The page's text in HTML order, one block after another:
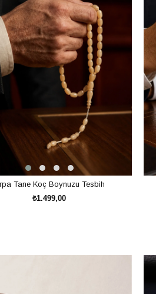
Tane Koç Boynuzu Tesbih
₺1.499,00